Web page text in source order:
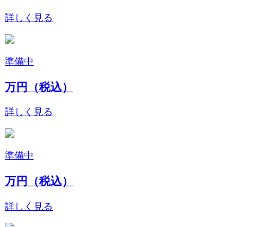
詳しく見る
準備中
万円（税込）
詳しく見る
準備中
万円（税込）
詳しく見る